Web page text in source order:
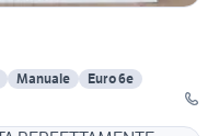
Manuale
Euro 6e